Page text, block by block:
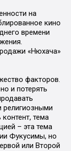
на
кино
времени
«Нюхача»
факторов.
и потерять
религиозными
тема
– эта тема
Фукусимы, но
или Второй